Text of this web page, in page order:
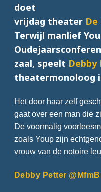
doet
vrijdag theater
Terwijl manlief
zaal, speelt
theatermonoloog
Het door haar zelf
gaat over een man die
De voormalig
zoals Youp zijn
vrouw van de notoire
Debby Petter